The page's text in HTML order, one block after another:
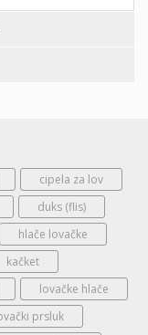
cipela za lov
duks (flis)
hlače lovačke
kačket
lovačke hlače
prsluk